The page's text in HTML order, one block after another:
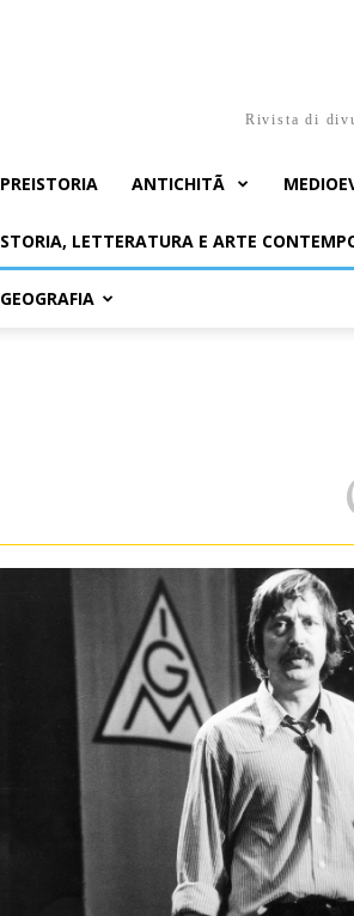
Rivista di
PREISTORIA ANTICHITÃ
STORIA, LETTERATURA E ARTE
GEOGRAFIA